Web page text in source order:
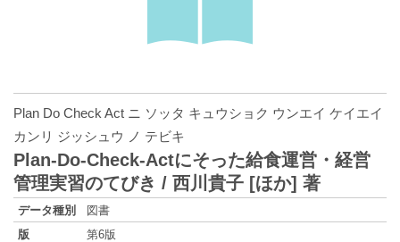
Plan Do Check Act ニ ソッタ キュウショク ウンエイ ケイエイ
カンリ ジッシュウ ノ テビキ
Plan‐Do‐Check‐Actにそった給食運営・経営
管理実習のてびき / 西川貴子 [ほか] 著
データ種別
図書
版
第6版